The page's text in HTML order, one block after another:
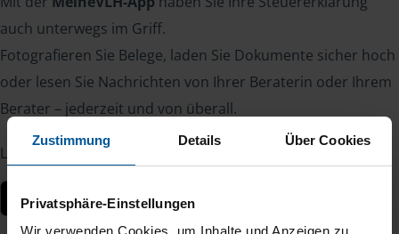
Zustimmung Details Über Cookies
Privatsphäre-Einstellungen
Wir verwenden Cookies, um Inhalte und Anzeigen zu
auch unterwegs im Griff.
Fotografieren Sie Belege, laden Sie Dokumente sicher hoch
oder lesen Sie Nachrichten von Ihrer Beraterin oder Ihrem
Berater – jederzeit und von überall.
Laden Sie die App kostenlos herunter: